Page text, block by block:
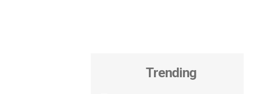
Trending